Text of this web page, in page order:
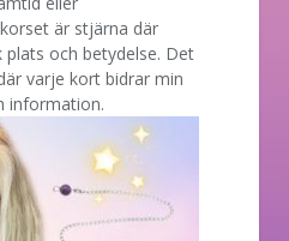
är stjärna där
och betydelse. Det
varje kort bidrar min
information.